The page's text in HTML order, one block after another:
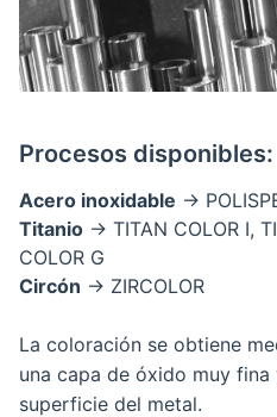
Procesos disponibles:
Acero inoxidable →
Titanio → TITAN COLOR I,
COLOR G
Circón → ZIRCOLOR
La coloración se obtiene
una capa de óxido muy
superficie del metal.